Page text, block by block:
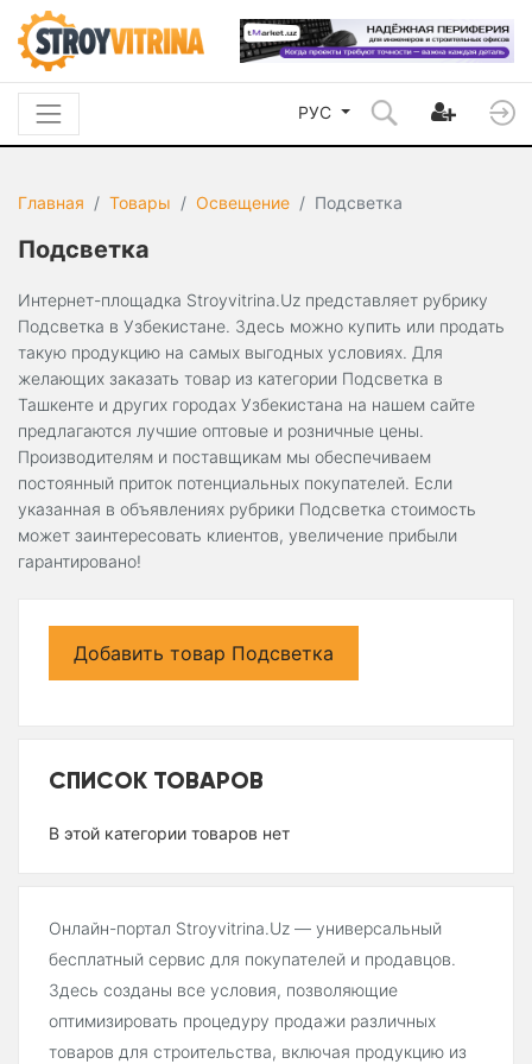
РУС
Главная Товары Освещение Подсветка
Подсветка
Интернет-площадка Stroyvitrina.Uz представляет рубрику
Подсветка в Узбекистане. Здесь можно купить или продать
такую продукцию на самых выгодных условиях. Для
желающих заказать товар из категории Подсветка в
Ташкенте и других городах Узбекистана на нашем сайте
предлагаются лучшие оптовые и розничные цены.
Производителям и поставщикам мы обеспечиваем
постоянный приток потенциальных покупателей. Если
указанная в объявлениях рубрики Подсветка стоимость
может заинтересовать клиентов, увеличение прибыли
гарантировано!
Добавить товар Подсветка
СПИСОК ТОВАРОВ
В этой категории товаров нет
Онлайн-портал Stroyvitrina.Uz — универсальный
бесплатный сервис для покупателей и продавцов.
Здесь созданы все условия, позволяющие
оптимизировать процедуру продажи различных
товаров для строительства, включая продукцию из